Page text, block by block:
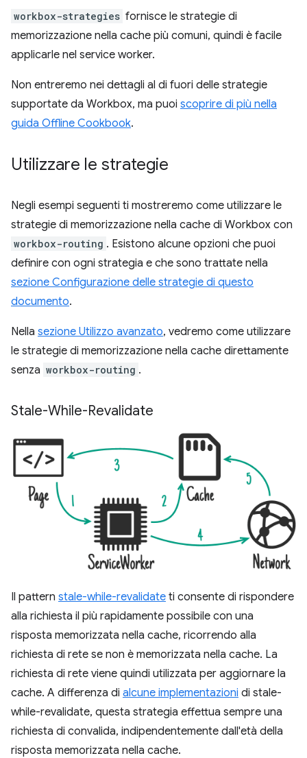
workbox-strategies fornisce le strategie di
memorizzazione nella cache più comuni, quindi è facile
applicarle nel service worker.
Non entreremo nei dettagli al di fuori delle strategie
supportate da Workbox, ma puoi scoprire di più nella
guida Offline Cookbook.
Utilizzare le strategie
Negli esempi seguenti ti mostreremo come utilizzare le
strategie di memorizzazione nella cache di Workbox con
workbox-routing . Esistono alcune opzioni che puoi
definire con ogni strategia e che sono trattate nella
sezione Configurazione delle strategie di questo
documento.
Nella sezione Utilizzo avanzato, vedremo come utilizzare
le strategie di memorizzazione nella cache direttamente
senza workbox-routing .
Stale-While-Revalidate
Il pattern stale-while-revalidate ti consente di rispondere
alla richiesta il più rapidamente possibile con una
risposta memorizzata nella cache, ricorrendo alla
richiesta di rete se non è memorizzata nella cache. La
richiesta di rete viene quindi utilizzata per aggiornare la
cache. A differenza di alcune implementazioni di stale-
while-revalidate, questa strategia effettua sempre una
richiesta di convalida, indipendentemente dall'età della
risposta memorizzata nella cache.